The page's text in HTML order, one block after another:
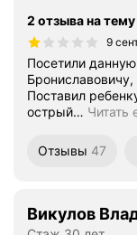
2 отзыва на
9
Посетили
Поставил ребенку в 1,3г диагнозы «острый ринит,
острый… Читать
Отзывы 47
Викулов